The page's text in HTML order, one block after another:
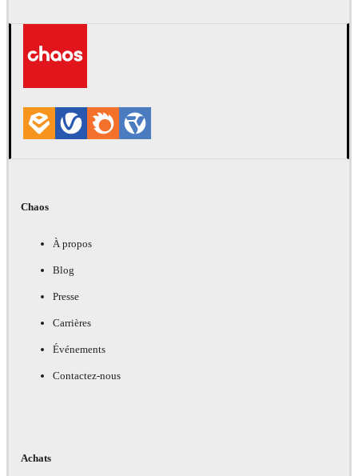
Chaos
À propos
Blog
Presse
Carrières
Événements
Contactez-nous
Achats